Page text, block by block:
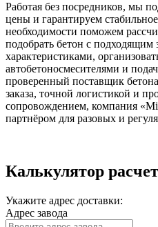
Работая без посредников, мы
цены и гарантируем
необходимости поможем
подобрать бетон с подходящим
характеристиками,
автобетоносмесителями и
проверенный поставщик
заказа, точной логистикой и
сопровождением, компания
партнёром для разовых и
Калькулятор
Укажите адрес доставки:
Адрес завода